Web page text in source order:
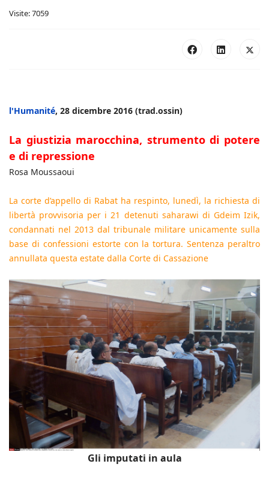
Visite: 7059
l'Humanité, 28 dicembre 2016 (trad.ossin)
La giustizia marocchina, strumento di potere
e di repressione
Rosa Moussaoui
La corte d’appello di Rabat ha respinto, lunedì, la richiesta di
libertà provvisoria per i 21 detenuti saharawi di Gdeim Izik,
condannati nel 2013 dal tribunale militare unicamente sulla
base di confessioni estorte con la tortura. Sentenza peraltro
annullata questa estate dalla Corte di Cassazione
Gli imputati in aula